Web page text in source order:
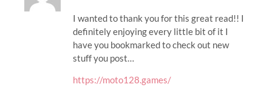
I wanted to thank you for this great read!! I
definitely enjoying every little bit of it I
have you bookmarked to check out new
stuff you post…
https://moto128.games/